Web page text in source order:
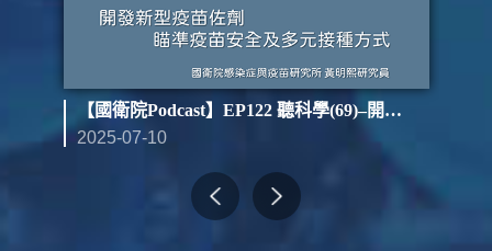
【國衛院Podcast】EP122 聽科學(69)–開發新型疫苗佐劑 瞄準疫苗安全及多元接種方式（上）
2025-07-10